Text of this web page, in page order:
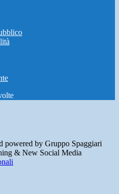
powered by Gruppo Spaggiari
& New Social Media